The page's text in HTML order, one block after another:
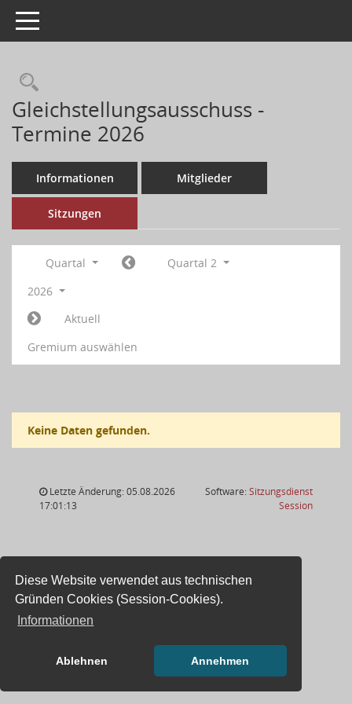
Diese Website verwendet aus technischen
Gründen Cookies (Session-Cookies).
Informationen
Ablehnen Annehmen
Toggle navigation
Gleichstellungsausschuss -
Termine 2026
Informationen Mitglieder
Sitzungen
Quartal
Quartal 2
2026
Aktuell
Gremium auswählen
Keine Daten gefunden.
Letzte Änderung: 05.08.2026
17:01:13
Software:Sitzungsdienst
Session(Wird in